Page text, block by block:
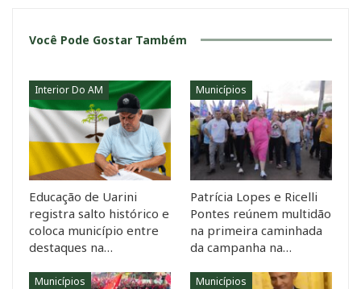
Você Pode Gostar Também
Interior Do AM
Educação de Uarini
registra salto histórico e
coloca município entre
destaques na…
Municípios
Patrícia Lopes e Ricelli
Pontes reúnem multidão
na primeira caminhada
da campanha na…
Municípios Municípios